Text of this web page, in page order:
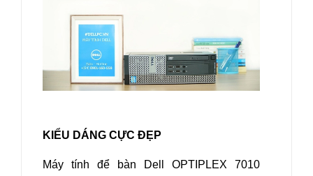
KIỂU DÁNG CỰC ĐẸP
Máy tính để bàn Dell OPTIPLEX 7010